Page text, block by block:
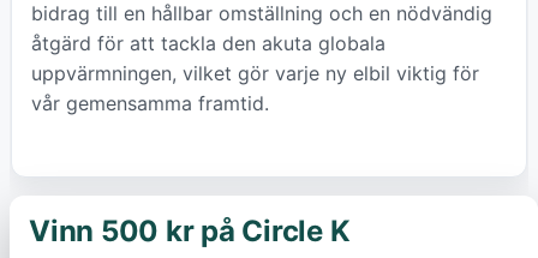
bidrag till en hållbar omställning och en nödvändig
åtgärd för att tackla den akuta globala
uppvärmningen, vilket gör varje ny elbil viktig för
vår gemensamma framtid.
Vinn 500 kr på Circle K